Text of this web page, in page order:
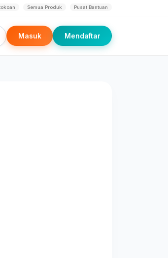
Semua Produk Pusat Bantuan
Masuk Mendaftar